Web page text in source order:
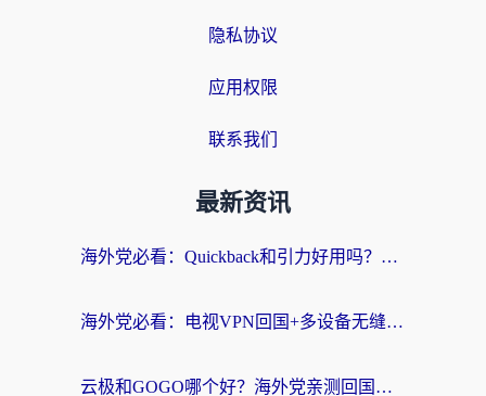
隐私协议
应用权限
联系我们
最新资讯
海外党必看：Quickback和引力好用吗？3分钟搞懂回国加速器怎么选
海外党必看：电视VPN回国+多设备无缝访问国内资源的实用指南
云极和GOGO哪个好？海外党亲测回国加速器选择指南（附iOS免费&Windows VPN实用技巧）